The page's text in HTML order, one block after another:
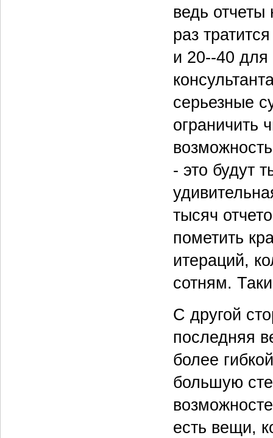
ведь
раз
и 20--40
серьезные
ограничить
- это будут
тысяч
пометить
итераций,
сотням.
С другой
последняя
более
большую
есть вещи,